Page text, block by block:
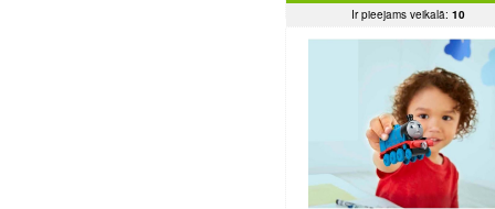
Ir pieejams veikalā: 10